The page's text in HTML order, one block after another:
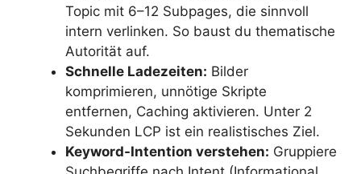
Topic mit 6–12 Subpages, die sinnvoll
intern verlinken. So baust du thematische
Autorität auf.
Schnelle Ladezeiten: Bilder
komprimieren, unnötige Skripte
entfernen, Caching aktivieren. Unter 2
Sekunden LCP ist ein realistisches Ziel.
Keyword-Intention verstehen: Gruppiere